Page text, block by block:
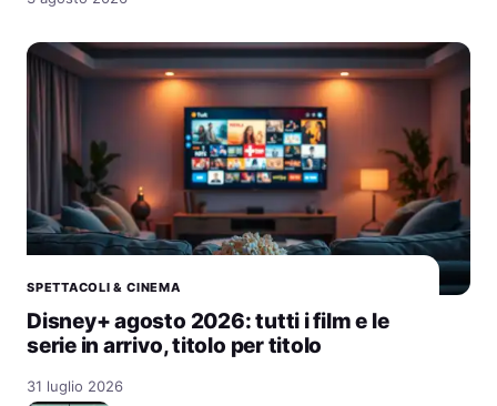
SPETTACOLI & CINEMA
Disney+ agosto 2026: tutti i film e le
serie in arrivo, titolo per titolo
31 luglio 2026